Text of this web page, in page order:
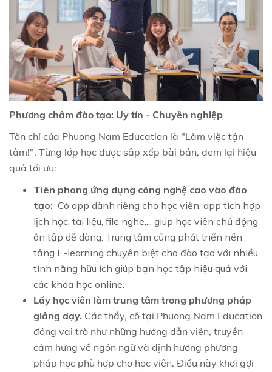
Phương châm đào tạo: Uy tín - Chuyên nghiệp
Tôn chỉ của Phuong Nam Education là "Làm việc tận
tâm!". Từng lớp học được sắp xếp bài bản, đem lại hiệu
quả tối ưu:
Tiên phong ứng dụng công nghệ cao vào đào
tạo: Có app dành riêng cho học viên, app tích hợp
lịch học, tài liệu, file nghe,... giúp học viên chủ động
ôn tập dễ dàng. Trung tâm cũng phát triển nền
tảng E-learning chuyên biệt cho đào tạo với nhiều
tính năng hữu ích giúp bạn học tập hiệu quả với
các khóa học online.
Lấy học viên làm trung tâm trong phương pháp
giảng dạy. Các thầy, cô tại Phuong Nam Education
đóng vai trò như những hướng dẫn viên, truyền
cảm hứng về ngôn ngữ và định hướng phương
pháp học phù hợp cho học viên. Điều này khơi gợi